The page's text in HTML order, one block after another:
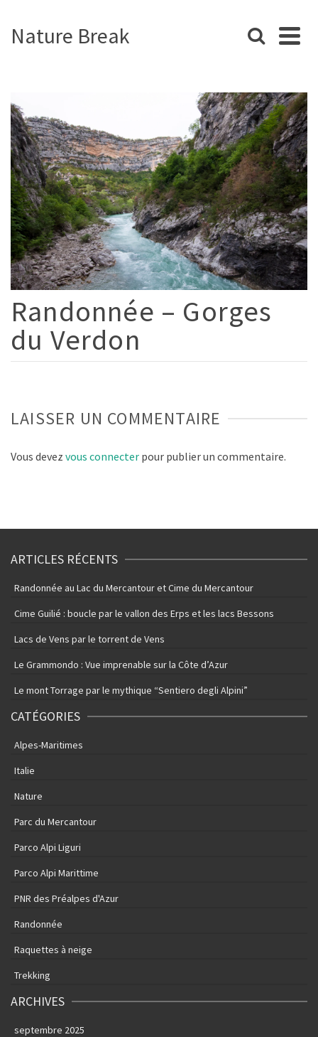
Nature Break
Randonnée – Gorges
du Verdon
LAISSER UN COMMENTAIRE
Vous devez vous connecter pour publier un commentaire.
ARTICLES RÉCENTS
Randonnée au Lac du Mercantour et Cime du Mercantour
Cime Guilié : boucle par le vallon des Erps et les lacs Bessons
Lacs de Vens par le torrent de Vens
Le Grammondo : Vue imprenable sur la Côte d’Azur
Le mont Torrage par le mythique “Sentiero degli Alpini”
CATÉGORIES
Alpes-Maritimes
Italie
Nature
Parc du Mercantour
Parco Alpi Liguri
Parco Alpi Marittime
PNR des Préalpes d'Azur
Randonnée
Raquettes à neige
Trekking
ARCHIVES
septembre 2025